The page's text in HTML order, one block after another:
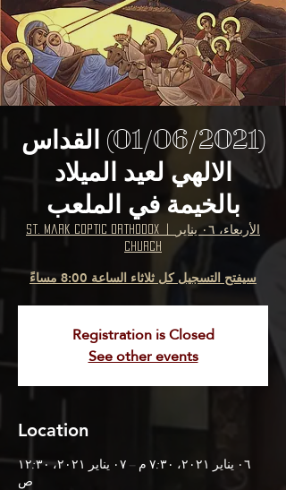
(01/06/2021) القداس
الالهي لعيد الميلاد
بالخيمة في الملعب
الأربعاء، ٠٦ يناير
St. Mark Coptic Orthodox
Church
سيفتح التسجيل كل ثلاثاء الساعة 8:00 مساءً
Registration is Closed
See other events
Location
٠٦ يناير ٢٠٢١، ٧:٣٠ م – ٠٧ يناير ٢٠٢١، ١٢:٣٠
ص